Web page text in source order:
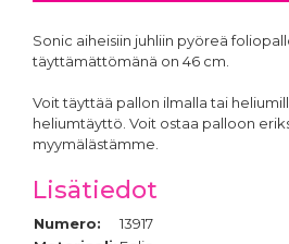
Sonic aiheisiin juhliin pyöreä
täyttämättömänä on 46 cm.
Voit täyttää pallon ilmalla tai
heliumtäyttö. Voit ostaa palloon
myymälästämme.
Lisätiedot
Numero:
13917